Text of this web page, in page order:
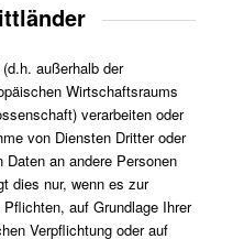
außerhalb der
Wirtschaftsraums
verarbeiten oder
von Diensten Dritter oder
an andere Personen
dies nur, wenn es zur
auf Grundlage Ihrer
Verpflichtung oder auf